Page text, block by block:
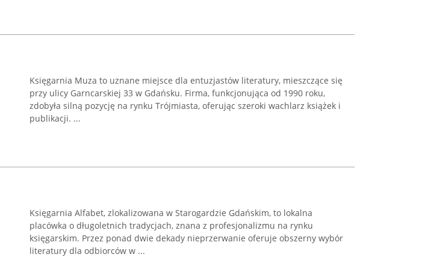
Księgarnia Muza to uznane miejsce dla entuzjastów literatury, mieszczące się
przy ulicy Garncarskiej 33 w Gdańsku. Firma, funkcjonująca od 1990 roku,
zdobyła silną pozycję na rynku Trójmiasta, oferując szeroki wachlarz książek i
publikacji. ...
Księgarnia Alfabet, zlokalizowana w Starogardzie Gdańskim, to lokalna
placówka o długoletnich tradycjach, znana z profesjonalizmu na rynku
księgarskim. Przez ponad dwie dekady nieprzerwanie oferuje obszerny wybór
literatury dla odbiorców w ...